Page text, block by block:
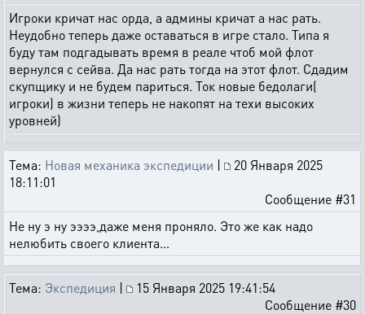
Игроки кричат нас орда, а админы кричат а нас рать.
Неудобно теперь даже оставаться в игре стало. Типа я
буду там подгадывать время в реале чтоб мой флот
вернулся с сейва. Да нас рать тогда на этот флот. Сдадим
скупщику и не будем париться. Ток новые бедолаги(
игроки) в жизни теперь не накопят на техи высоких
уровней)
Тема: Новая механика экспедиции |
20 Января 2025
18:11:01
Сообщение #31
Не ну э ну ээээ,даже меня проняло. Это же как надо
нелюбить своего клиента...
Тема: Экспедиция |
15 Января 2025 19:41:54
Сообщение #30